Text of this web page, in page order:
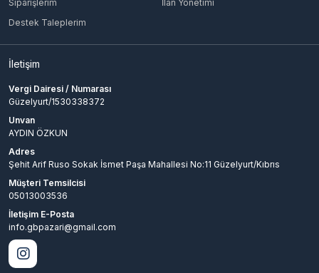
Siparişlerim
İlan Yönetimi
Destek Taleplerim
İletişim
Vergi Dairesi / Numarası
Güzelyurt/1530338372
Unvan
AYDIN ÖZKUN
Adres
Şehit Arif Ruso Sokak İsmet Paşa Mahallesi No:11 Güzelyurt/Kıbrıs
Müşteri Temsilcisi
05013003536
İletişim E-Posta
info.gbpazari@gmail.com